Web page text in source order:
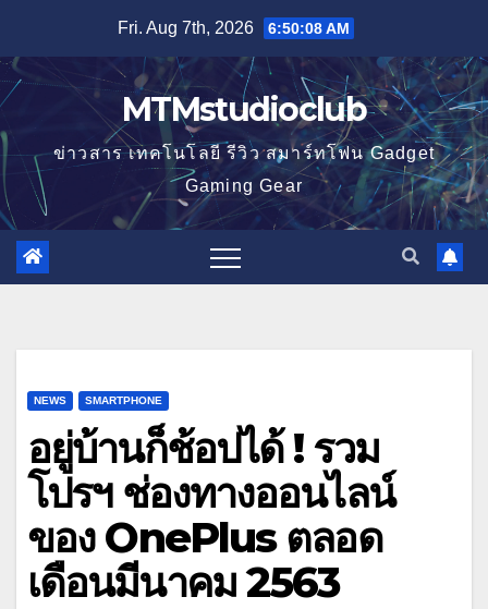
content
Fri. Aug 7th, 2026 6:50:09 AM
MTMstudioclub
ข่าวสาร เทคโนโลยี รีวิว สมาร์ทโฟน Gadget
Gaming Gear
NEWS SMARTPHONE
อยู่บ้านก็ช้อปได้ ! รวม
โปรฯ ช่องทางออนไลน์
ของ OnePlus ตลอด
เดือนมีนาคม 2563